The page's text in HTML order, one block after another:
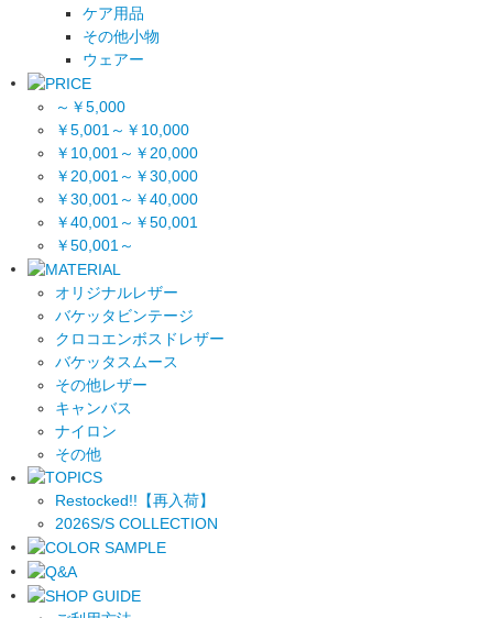
ケア用品
その他小物
ウェアー
～￥5,000
￥5,001～￥10,000
￥10,001～￥20,000
￥20,001～￥30,000
￥30,001～￥40,000
￥40,001～￥50,001
￥50,001～
オリジナルレザー
バケッタビンテージ
クロコエンボスドレザー
バケッタスムース
その他レザー
キャンバス
ナイロン
その他
Restocked!!【再入荷】
2026S/S COLLECTION